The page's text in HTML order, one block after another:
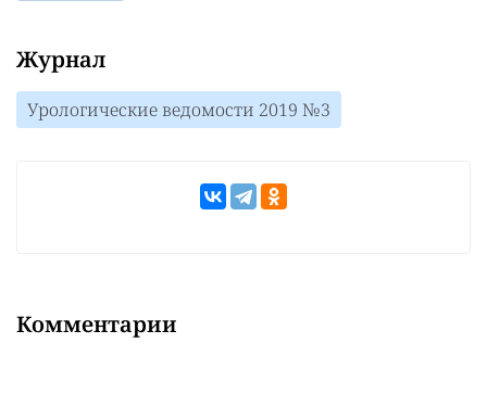
Журнал
Урологические ведомости 2019 №3
Комментарии